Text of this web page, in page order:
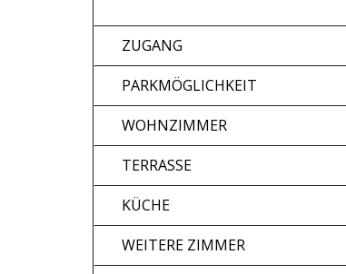
ZUGANG
PARKMÖGLICHKEIT
WOHNZIMMER
TERRASSE
KÜCHE
WEITERE ZIMMER